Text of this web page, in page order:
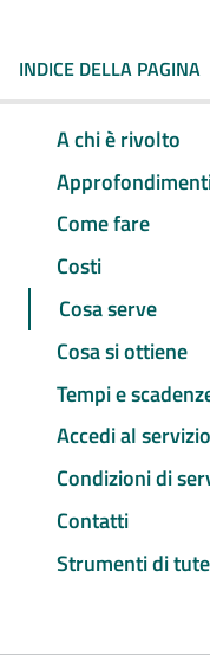
INDICE DELLA PAGINA
A chi è rivolto
Come fare
Costi
Cosa serve
Cosa si ottiene
Tempi e
Accedi al servizio
Condizioni di
Contatti
Strumenti di